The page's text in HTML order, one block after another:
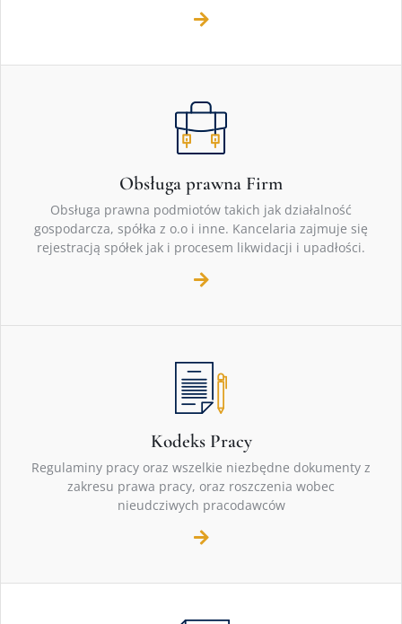
Obsługa prawna Firm
Obsługa prawna podmiotów takich jak działalność
gospodarcza, spółka z o.o i inne. Kancelaria zajmuje się
rejestracją spółek jak i procesem likwidacji i upadłości.
Kodeks Pracy
Regulaminy pracy oraz wszelkie niezbędne dokumenty z
zakresu prawa pracy, oraz roszczenia wobec
nieudcziwych pracodawców